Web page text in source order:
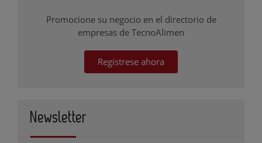
Promocione su negocio en el directorio de
empresas de TecnoAlimen
Regístrese ahora
Newsletter